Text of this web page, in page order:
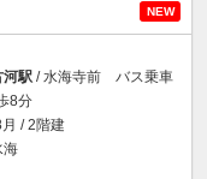
NEW
河駅 / 水海寺前 バス乗車
8分
/ 2階建
海